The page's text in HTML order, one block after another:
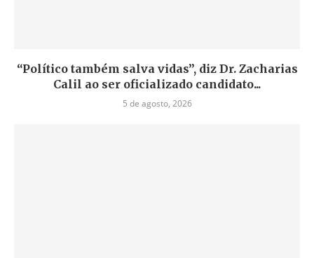
“Político também salva vidas”, diz Dr. Zacharias
Calil ao ser oficializado candidato...
5 de agosto, 2026